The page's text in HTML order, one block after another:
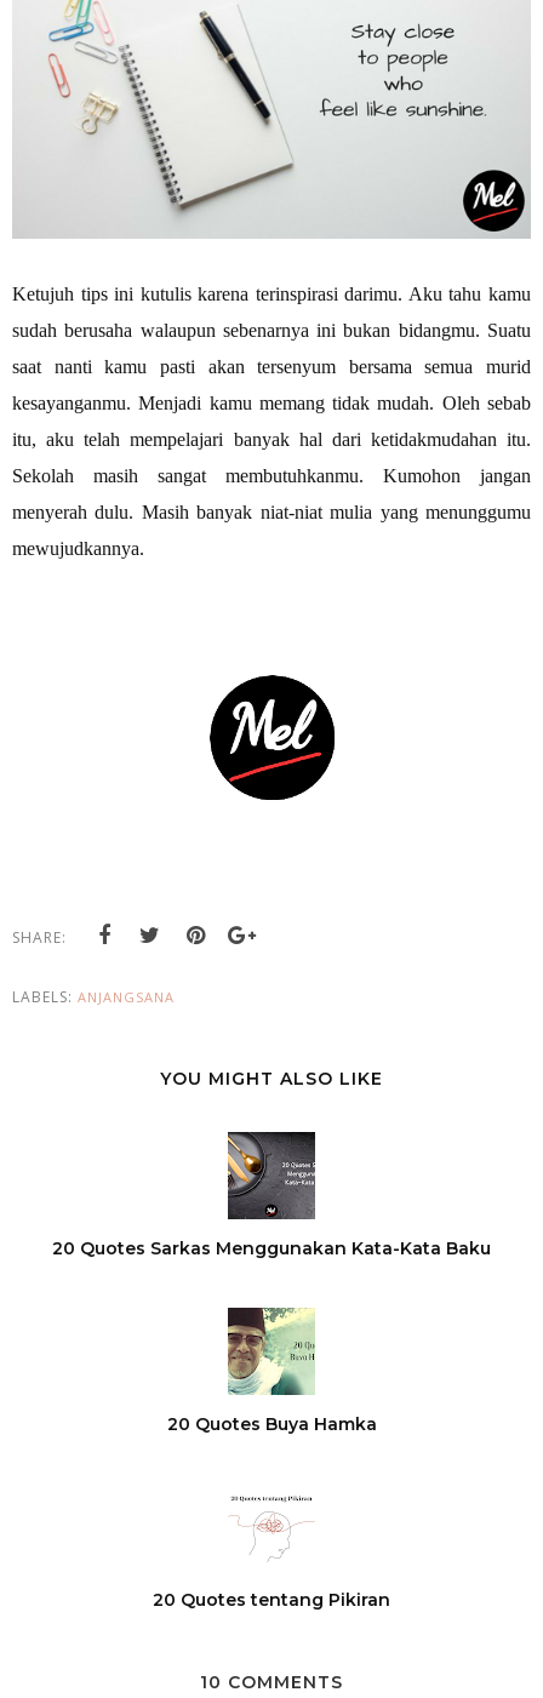
Ketujuh tips ini kutulis karena terinspirasi darimu. Aku tahu kamu
sudah berusaha walaupun sebenarnya ini bukan bidangmu. Suatu
saat nanti kamu pasti akan tersenyum bersama semua murid
kesayanganmu. Menjadi kamu memang tidak mudah. Oleh sebab
itu, aku telah mempelajari banyak hal dari ketidakmudahan itu.
Sekolah masih sangat membutuhkanmu. Kumohon jangan
menyerah dulu. Masih banyak niat-niat mulia yang menunggumu
mewujudkannya.
SHARE:
LABELS: ANJANGSANA
YOU MIGHT ALSO LIKE
20 Quotes Sarkas Menggunakan Kata-Kata Baku
20 Quotes Buya Hamka
20 Quotes tentang Pikiran
10 COMMENTS